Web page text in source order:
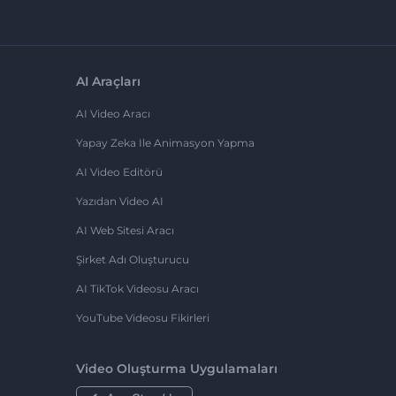
AI Araçları
AI Video Aracı
Yapay Zeka Ile Animasyon Yapma
AI Video Editörü
Yazıdan Video AI
AI Web Sitesi Aracı
Şirket Adı Oluşturucu
AI TikTok Videosu Aracı
YouTube Videosu Fikirleri
Video Oluşturma Uygulamaları